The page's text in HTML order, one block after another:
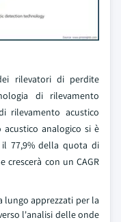
rilevatori di perdite
di rilevamento
rilevamento acustico
analogico si è
77,9% della quota di
crescerà con un CAGR
lungo apprezzati per la
l'analisi delle onde